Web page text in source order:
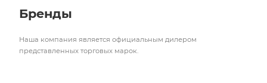
Бренды
Наша компания является официальным дилером
представленных торговых марок.